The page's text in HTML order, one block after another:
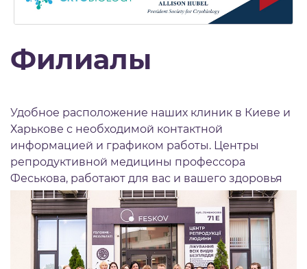
Филиалы
Удобное расположение наших клиник в Киеве и
Харькове с необходимой контактной
информацией и графиком работы. Центры
репродуктивной медицины профессора
Феськова, работают для вас и вашего здоровья